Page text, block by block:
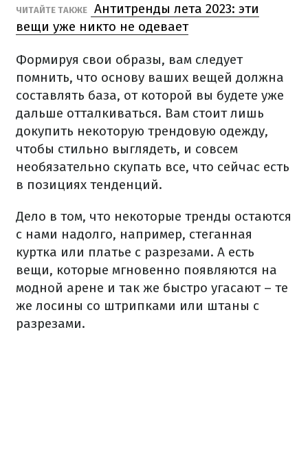
ЧИТАЙТЕ ТАКЖЕ
Антитренды лета 2023: эти
вещи уже никто не одевает
Формируя свои образы, вам следует
помнить, что основу ваших вещей должна
составлять база, от которой вы будете уже
дальше отталкиваться. Вам стоит лишь
докупить некоторую трендовую одежду,
чтобы стильно выглядеть, и совсем
необязательно скупать все, что сейчас есть
в позициях тенденций.
Дело в том, что некоторые тренды остаются
с нами надолго, например, стеганная
куртка или платье с разрезами. А есть
вещи, которые мгновенно появляются на
модной арене и так же быстро угасают – те
же лосины со штрипками или штаны с
разрезами.